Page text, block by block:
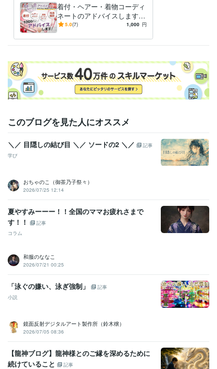
着付・ヘアー・着物コーディ
ネートのアドバイスします
現役のプロがアドバイス！七
下さい！
5.0(7) 1,000 円
このブログを見た人にオススメ
＼／ 目隠しの結び目 ＼／ ソードの2 ＼／
記事
学び
おちゃのこ（御茶乃子祭々）
2026/07/25 12:14
夏やすみーーー！！全国のママお疲れさまで
す！！
記事
コラム
和服のななこ
2026/07/21 00:25
「泳ぐの嫌い、泳ぎ強制」
記事
小説
鏡面反射デジタルアート製作所（鈴木穣）
2026/07/05 08:36
【龍神ブログ】龍神様とのご縁を深めるために
続けていること
記事